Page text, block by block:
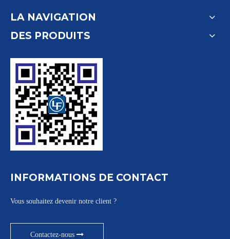
LA NAVIGATION
DES PRODUITS
INFORMATIONS DE CONTACT
Vous souhaitez devenir notre client ?
Contactez-nous